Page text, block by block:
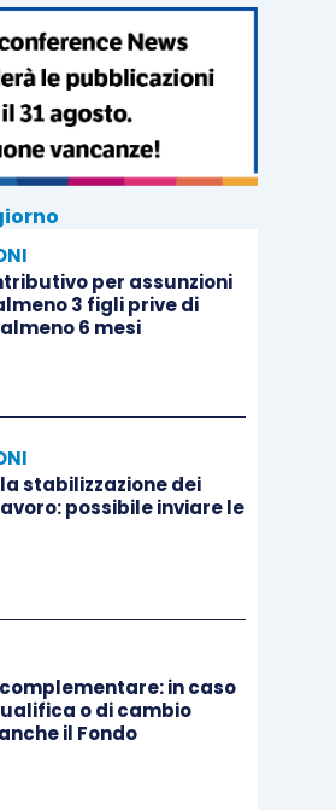
per assunzioni
3 figli prive di
6 mesi
stabilizzazione dei
possibile inviare le
in caso
o di cambio
il Fondo